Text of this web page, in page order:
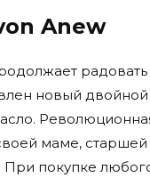
Anew
новый
маме,
покупке любого